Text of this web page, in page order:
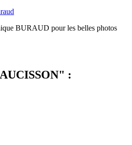
BURAUD pour les belles photos
: